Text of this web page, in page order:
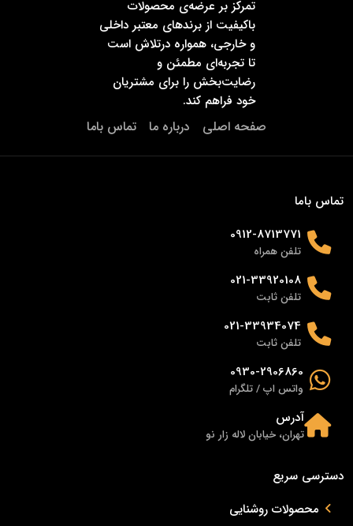
تمرکز بر عرضه‌ی محصولات
باکیفیت از برندهای معتبر داخلی
و خارجی، همواره درتلاش است
تا تجربه‌ای مطمئن و
رضایت‌بخش را برای مشتریان
خود فراهم کند.
صفحه اصلی درباره ما تماس باما
تماس باما
0912-8713771
تلفن همراه
021-33920108
تلفن ثابت
021-33934074
تلفن ثابت
0930-2906860
واتس اپ / تلگرام
آدرس
تهران، خیابان لاله زار نو
دسترسی سریع
محصولات روشنایی